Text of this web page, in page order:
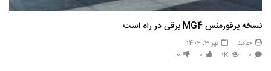
نسخه پرفورمنس MG4 برقی در راه است
حامد
تیر 3, 1402
0
1K
0
0